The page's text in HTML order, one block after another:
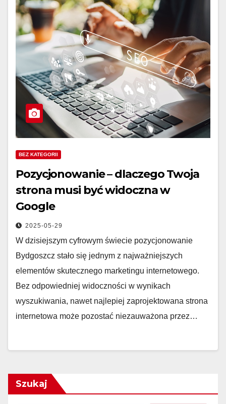
BEZ KATEGORII
Pozycjonowanie – dlaczego Twoja
strona musi być widoczna w
Google
2025-05-29
W dzisiejszym cyfrowym świecie pozycjonowanie
Bydgoszcz stało się jednym z najważniejszych
elementów skutecznego marketingu internetowego.
Bez odpowiedniej widoczności w wynikach
wyszukiwania, nawet najlepiej zaprojektowana strona
internetowa może pozostać niezauważona przez…
Szukaj